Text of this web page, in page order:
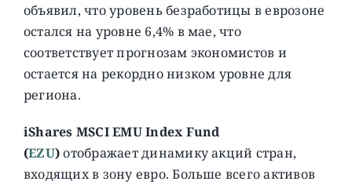
объявил, что уровень безработицы в еврозоне
остался на уровне 6,4% в мае, что
соответствует прогнозам экономистов и
остается на рекордно низком уровне для
региона.
iShares MSCI EMU Index Fund
(EZU)отображает динамику акций стран,
входящих в зону евро. Больше всего активов